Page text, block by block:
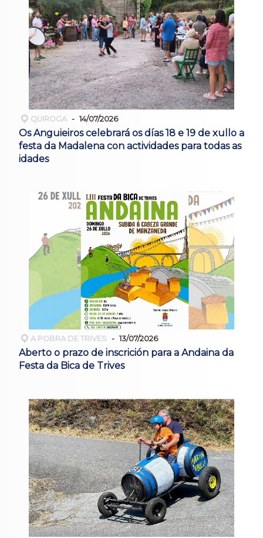
QUIROGA 14/07/2026
Os Anguieiros celebrará os días 18 e 19 de xullo a
festa da Madalena con actividades para todas as
idades
A POBRA DE TRIVES 13/07/2026
Aberto o prazo de inscrición para a Andaina da
Festa da Bica de Trives